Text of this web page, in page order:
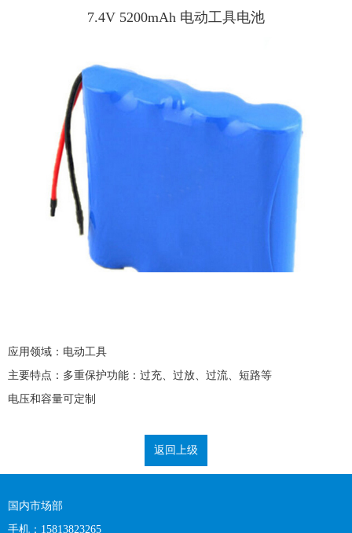
7.4V 5200mAh 电动工具电池
应用领域：电动工具
主要特点：多重保护功能：过充、过放、过流、短路等
电压和容量可定制
返回上级
国内市场部
手机：15813823265